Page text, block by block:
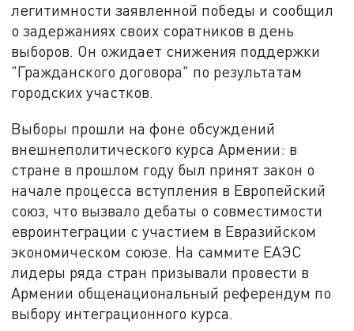
легитимности заявленной победы и сообщил
о задержаниях своих соратников в день
выборов. Он ожидает снижения поддержки
"Гражданского договора" по результатам
городских участков.
Выборы прошли на фоне обсуждений
внешнеполитического курса Армении: в
стране в прошлом году был принят закон о
начале процесса вступления в Европейский
союз, что вызвало дебаты о совместимости
евроинтеграции с участием в Евразийском
экономическом союзе. На саммите ЕАЭС
лидеры ряда стран призывали провести в
Армении общенациональный референдум по
выбору интеграционного курса.